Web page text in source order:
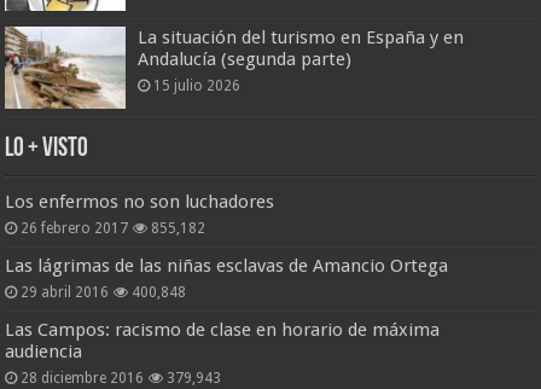
La situación del turismo en España y en
Andalucía (segunda parte)
15 julio 2026
Lo + Visto
Los enfermos no son luchadores
26 febrero 2017 855,182
Las lágrimas de las niñas esclavas de Amancio Ortega
29 abril 2016 400,848
Las Campos: racismo de clase en horario de máxima
audiencia
28 diciembre 2016 379,943